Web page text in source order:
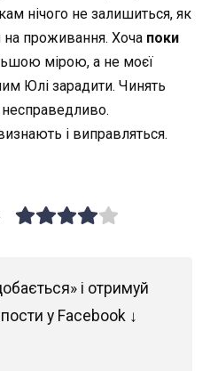
нічого не залишиться, як
на проживання. Хоча поки
мірою, а не моєї
Юлі зарадити. Чинять
несправедливо.
і виправляться.
і отримуй
у Facebook ↓